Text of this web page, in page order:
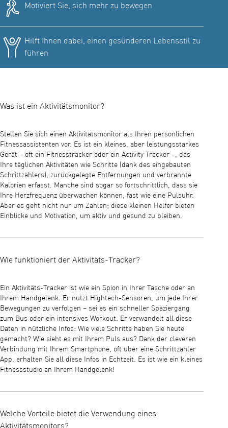
Motiviert Sie, sich mehr zu bewegen
Hilft Ihnen dabei, einen gesünderen Lebensstil zu
führen
Was ist ein Aktivitätsmonitor?
Stellen Sie sich einen Aktivitätsmonitor als Ihren persönlichen
Fitnessassistenten vor. Es ist ein kleines, aber leistungsstarkes
Gerät – oft ein Fitnesstracker oder ein Activity Tracker –, das
Ihre täglichen Aktivitäten wie Schritte (dank des eingebauten
Schrittzählers), zurückgelegte Entfernungen und verbrannte
Kalorien erfasst. Manche sind sogar so fortschrittlich, dass sie
Ihre Herzfrequenz überwachen können, fast wie eine Pulsuhr.
Aber es geht nicht nur um Zahlen; diese kleinen Helfer bieten
Einblicke und Motivation, um aktiv und gesund zu bleiben.
Wie funktioniert der Aktivitäts-Tracker?
Ein Aktivitäts-Tracker ist wie ein Spion in Ihrer Tasche oder an
Ihrem Handgelenk. Er nutzt Hightech-Sensoren, um jede Ihrer
Bewegungen zu verfolgen – sei es ein schneller Spaziergang
zum Bus oder ein intensives Workout. Er verwandelt all diese
Daten in nützliche Infos: Wie viele Schritte haben Sie heute
gemacht? Wie sieht es mit Ihrem Puls aus? Dank der cleveren
Verbindung mit Ihrem Smartphone, oft über eine Schrittzähler
App, erhalten Sie all diese Infos in Echtzeit. Es ist wie ein kleines
Fitnessstudio an Ihrem Handgelenk!
Welche Vorteile bietet die Verwendung eines